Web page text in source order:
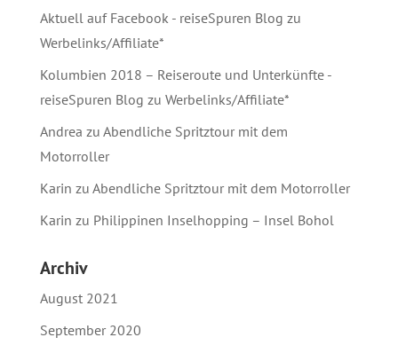
Aktuell auf Facebook - reiseSpuren Blog zu
Werbelinks/Affiliate*
Kolumbien 2018 – Reiseroute und Unterkünfte -
reiseSpuren Blog zu Werbelinks/Affiliate*
Andrea zu Abendliche Spritztour mit dem
Motorroller
Karin zu Abendliche Spritztour mit dem Motorroller
Karin zu Philippinen Inselhopping – Insel Bohol
Archiv
August 2021
September 2020